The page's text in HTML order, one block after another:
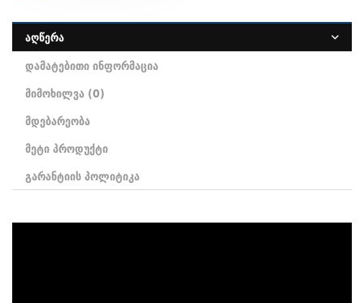
აღწერა
დამატებითი ინფორმაცია
მიმოხილვა (0)
მდებარეობა
მეტი პროდუქტი
გარანტიის პოლიტიკა